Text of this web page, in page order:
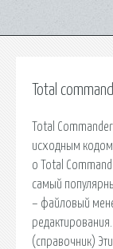
Total
Total
исходным
о Total
самый
– файловый
(справочник)